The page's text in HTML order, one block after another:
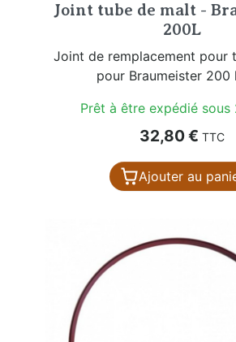
Joint tube de malt -
200L
Joint de remplacement pour
pour Braumeister 200
Prêt à être expédié sous
Prix
32,80 € TTC
Ajouter au